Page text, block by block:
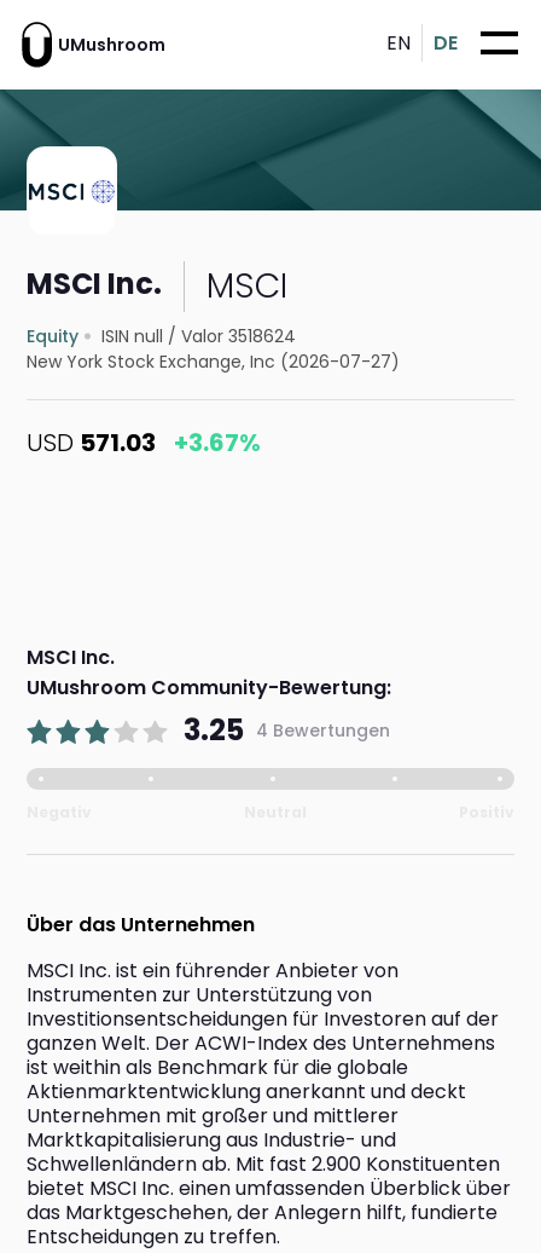
UMushroom EN DE
MSCI Inc. MSCI
Equity ISIN null /Valor 3518624
New York Stock Exchange, Inc (2026-07-27)
USD 571.03 +3.67%
MSCI Inc.
UMushroom Community-Bewertung:
3.25 4 Bewertungen
Über das Unternehmen
MSCI Inc. ist ein führender Anbieter von
Instrumenten zur Unterstützung von
Investitionsentscheidungen für Investoren auf der
ganzen Welt. Der ACWI-Index des Unternehmens
ist weithin als Benchmark für die globale
Aktienmarktentwicklung anerkannt und deckt
Unternehmen mit großer und mittlerer
Marktkapitalisierung aus Industrie- und
Schwellenländern ab. Mit fast 2.900 Konstituenten
bietet MSCI Inc. einen umfassenden Überblick über
das Marktgeschehen, der Anlegern hilft, fundierte
Entscheidungen zu treffen.